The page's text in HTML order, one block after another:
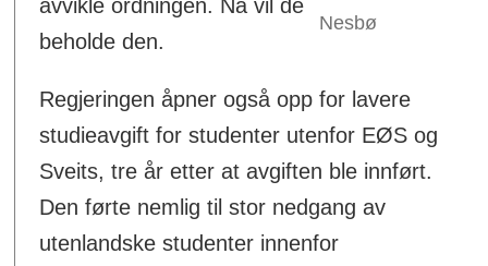
Nesbø
avvikle ordningen. Nå vil de
beholde den.
Regjeringen åpner også opp for lavere
studieavgift for studenter utenfor EØS og
Sveits, tre år etter at avgiften ble innført.
Den førte nemlig til stor nedgang av
utenlandske studenter innenfor